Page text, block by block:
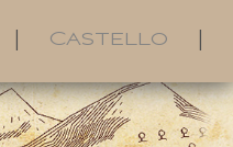
Castello